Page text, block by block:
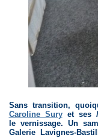
Sans transition,
Caroline Suryet ses
le vernissage. Un
Galerie Lavignes-